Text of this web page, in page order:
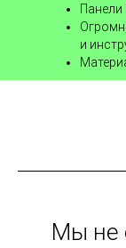
и
Мы не